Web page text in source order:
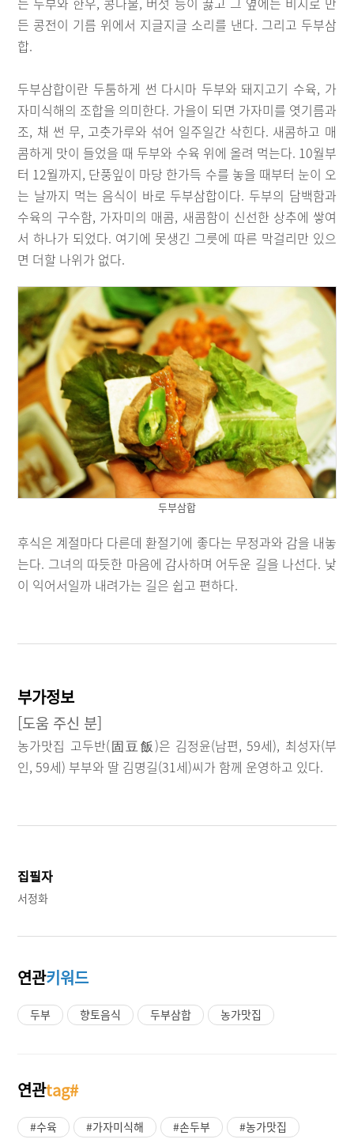
든 콩전이 기름 위에서 지글지글 소리를 낸다. 그리고 두부삼
합.
두부삼합이란 두툼하게 썬 다시마 두부와 돼지고기 수육, 가
자미식해의 조합을 의미한다. 가을이 되면 가자미를 엿기름과
조, 채 썬 무, 고춧가루와 섞어 일주일간 삭힌다. 새콤하고 매
콤하게 맛이 들었을 때 두부와 수육 위에 올려 먹는다. 10월부
터 12월까지, 단풍잎이 마당 한가득 수를 놓을 때부터 눈이 오
는 날까지 먹는 음식이 바로 두부삼합이다. 두부의 담백함과
수육의 구수함, 가자미의 매콤, 새콤함이 신선한 상추에 쌓여
서 하나가 되었다. 여기에 못생긴 그릇에 따른 막걸리만 있으
면 더할 나위가 없다.
두부삼합
후식은 계절마다 다른데 환절기에 좋다는 무정과와 감을 내놓
는다. 그녀의 따듯한 마음에 감사하며 어두운 길을 나선다. 낯
이 익어서일까 내려가는 길은 쉽고 편하다.
부가정보
[도움 주신 분]
농가맛집 고두반(固豆飯)은 김정윤(남편, 59세), 최성자(부
인, 59세) 부부와 딸 김명길(31세)씨가 함께 운영하고 있다.
집필자
서정화
연관키워드
두부 향토음식 두부삼합 농가맛집
연관tag#
#수육 #가자미식해 #손두부 #농가맛집